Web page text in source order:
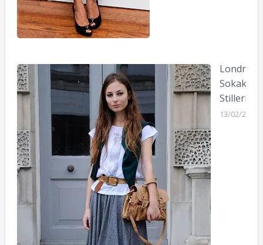
Sokak
Stilleri
13/02/2011